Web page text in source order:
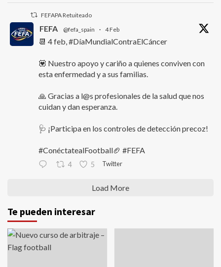
FEFAPA Retuiteado
FEFA @fefa_spain · 4 Feb
📆 4 feb, #DíaMundialContraElCáncer
💟 Nuestro apoyo y cariño a quienes conviven con
esta enfermedad y a sus familias.
🙏 Gracias a l@s profesionales de la salud que nos
cuidan y dan esperanza.
🩺 ¡Participa en los controles de detección precoz!
#ConéctatealFootball🏈 #FEFA
4 5 Twitter
Load More
Te pueden interesar